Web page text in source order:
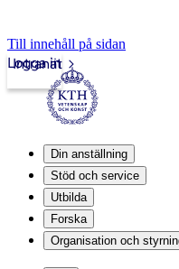
Till innehåll på sidan
Intranät
Logga in
Din anställning
Stöd och service
Utbilda
Forska
Organisation och